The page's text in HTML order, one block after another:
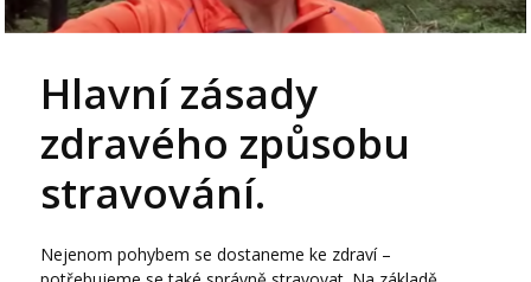
Hlavní zásady
zdravého způsobu
stravování.
Nejenom pohybem se dostaneme ke zdraví –